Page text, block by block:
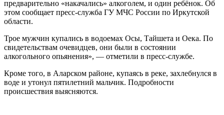
предварительно «накачались» алкоголем, и один ребёнок. Об
этом сообщает пресс-служба ГУ МЧС России по Иркутской
области.
Трое мужчин купались в водоемах Осы, Тайшета и Оека. По
свидетельствам очевидцев, они были в состоянии
алкогольного опьянения», — отметили в пресс-службе.
Кроме того, в Аларском районе, купаясь в реке, захлебнулся в
воде и утонул пятилетний мальчик. Подробности
происшествия выясняются.